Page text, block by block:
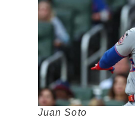
Juan Soto